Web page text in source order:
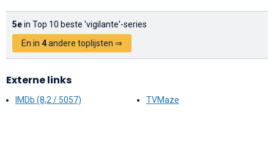
5ein Top 10 beste 'vigilante'-series
En in 4andere toplijsten ⇒
Externe links
IMDb (8,2 / 5057) TVMaze